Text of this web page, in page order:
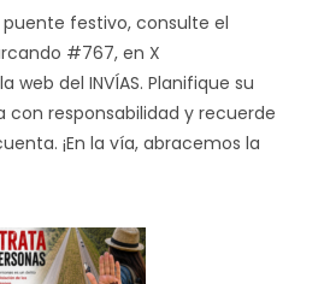
festivo, consulte el
#767, en X
web del INVÍAS. Planifique su
responsabilidad y recuerde
¡En la vía, abracemos la